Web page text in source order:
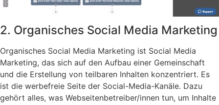
2. Organisches Social Media Marketing
Organisches Social Media Marketing ist Social Media
Marketing, das sich auf den Aufbau einer Gemeinschaft
und die Erstellung von teilbaren Inhalten konzentriert. Es
ist die werbefreie Seite der Social-Media-Kanäle. Dazu
gehört alles, was Webseitenbetreiber/innen tun, um Inhalte